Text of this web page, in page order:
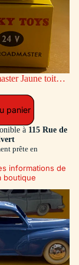
Jaune toit
panier
à 115 Rue de
prête en
informations de
boutique